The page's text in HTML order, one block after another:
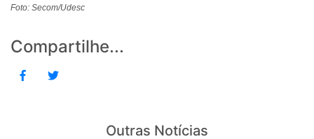
Foto: Secom/Udesc
Compartilhe...
Outras Notícias